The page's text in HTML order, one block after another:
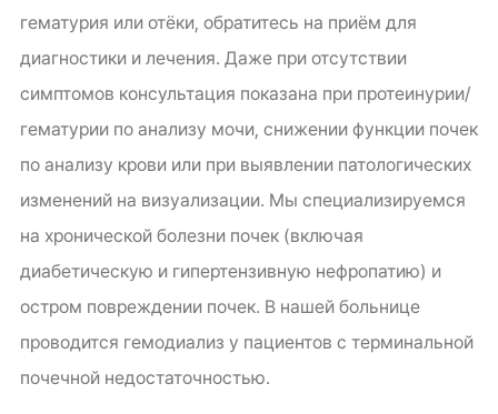
гематурия или отёки, обратитесь на приём для
диагностики и лечения. Даже при отсутствии
симптомов консультация показана при протеинурии/
гематурии по анализу мочи, снижении функции почек
по анализу крови или при выявлении патологических
изменений на визуализации. Мы специализируемся
на хронической болезни почек (включая
диабетическую и гипертензивную нефропатию) и
остром повреждении почек. В нашей больнице
проводится гемодиализ у пациентов с терминальной
почечной недостаточностью.